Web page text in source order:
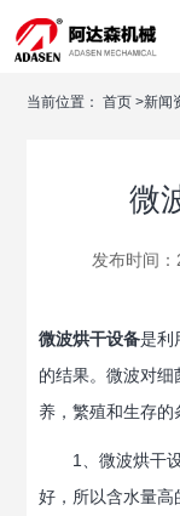
当前位置： 首页 >新闻
微
发布时间
微波烘干设备是利
的结果。微波对
养，繁殖和生存的
1、微波烘干设
好，所以含水量高